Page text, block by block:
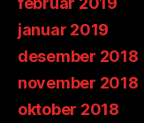
januar 2019
desember 2018
november 2018
oktober 2018